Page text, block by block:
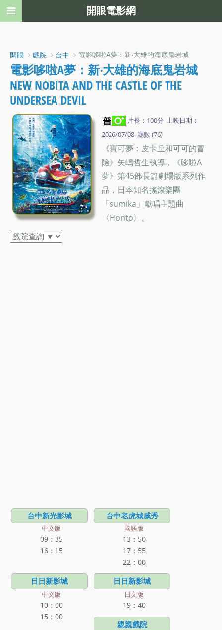
開眼 ﹥ 戲院 ﹥ 台中 ﹥電影哆啦A夢：新‧大雄的海底鬼岩城
電影哆啦A夢：新‧大雄的海底鬼岩城
NEW NOBITA AND THE CASTLE OF THE
UNDERSEA DEVIL
片長：100分 上映日期：
2026/07/08 廳數 (76)
《寶可夢：皮卡丘和可可的冒
險》矢嶋哲生執導，《哆啦A
夢》第45部長篇劇場版系列作
品，日本知名搖滾樂團
「sumika」獻唱主題曲
〈Honto〉。
台中新光影城
中文版
09：35
16：15
台中老虎城威秀
國語版
13：50
17：55
22：00
日日新影城
中文版
10：00
15：00
日日新影城
日文版
19：40
親親戲院
開眼電影網